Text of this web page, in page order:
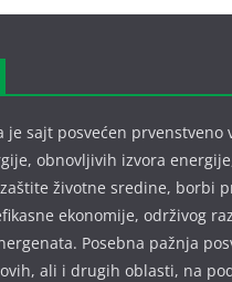
je sajt posvećen prvenstveno
obnovljivih izvora
životne sredine, borbi
ekonomije, održivog
Posebna pažnja
ali i drugih oblasti, na